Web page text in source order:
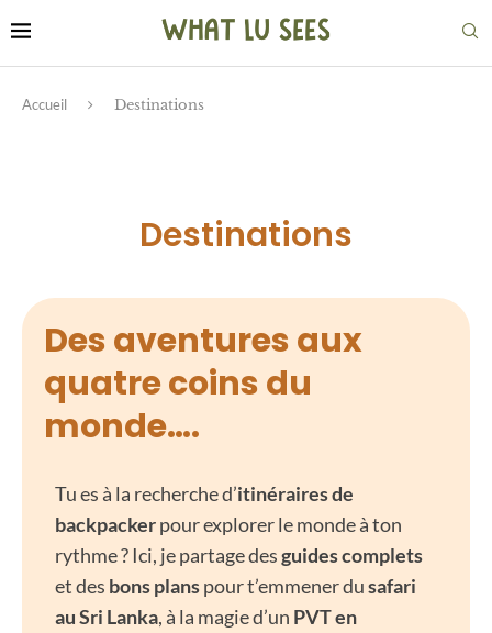
Accueil Destinations
Destinations
Des aventures aux
quatre coins du
monde….
Tu es à la recherche d’itinéraires de
backpackerpour explorer le monde à ton
rythme ? Ici, je partage desguides complets
et des bons planspour t’emmener dusafari
au Sri Lanka, à la magie d’un PVT en